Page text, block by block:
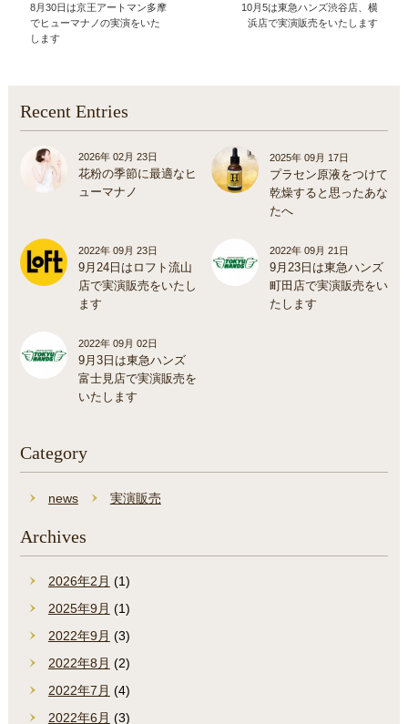
8月30日は京王アートマン多摩
でヒューマナノの実演をいた
します
10月5は東急ハンズ渋谷店、横
浜店で実演販売をいたします
Recent Entries
2026年 02月 23日
花粉の季節に最適なヒ
ューマナノ
2025年 09月 17日
プラセン原液をつけて
乾燥すると思ったあな
たへ
2022年 09月 23日
9月24日はロフト流山
店で実演販売をいたし
ます
2022年 09月 21日
9月23日は東急ハンズ
町田店で実演販売をい
たします
2022年 09月 02日
9月3日は東急ハンズ
富士見店で実演販売を
いたします
Category
news 実演販売
Archives
2026年2月 (1)
2025年9月 (1)
2022年9月 (3)
2022年8月 (2)
2022年7月 (4)
2022年6月 (3)